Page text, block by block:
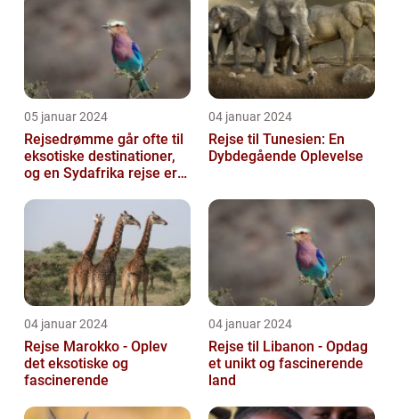
05 januar 2024
Rejsedrømme går ofte til
eksotiske destinationer,
og en Sydafrika rejse er
ofte...
04 januar 2024
Rejse til Tunesien: En
Dybdegående Oplevelse
04 januar 2024
Rejse Marokko - Oplev
det eksotiske og
fascinerende
04 januar 2024
Rejse til Libanon - Opdag
et unikt og fascinerende
land